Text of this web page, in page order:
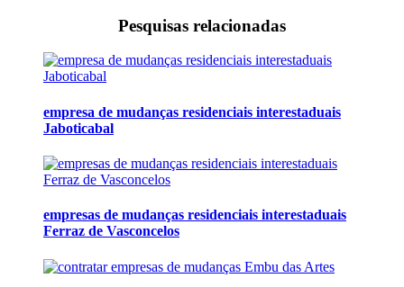
Pesquisas relacionadas
empresa de mudanças residenciais interestaduais
Jaboticabal
empresas de mudanças residenciais interestaduais
Ferraz de Vasconcelos